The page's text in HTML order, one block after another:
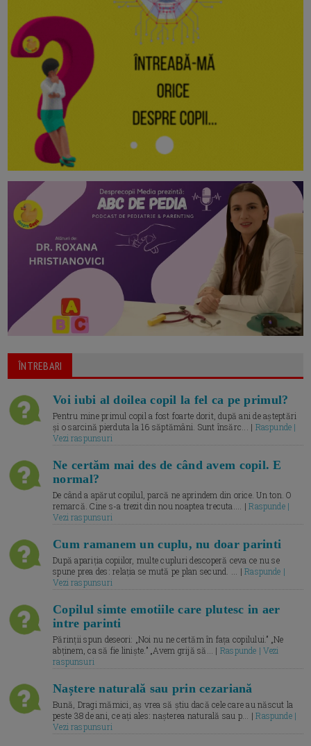
ÎNTREBARI
Voi iubi al doilea copil la fel ca pe primul?
Pentru mine primul copil a fost foarte dorit, după ani de așteptări
și o sarcină pierduta la 16 săptămâni. Sunt însărc... | Raspunde |
Vezi raspunsuri
Ne certăm mai des de când avem copil. E
normal?
De când a apărut copilul, parcă ne aprindem din orice. Un ton. O
remarcă. Cine s-a trezit din nou noaptea trecuta.... |Raspunde |
Vezi raspunsuri
Cum ramanem un cuplu, nu doar parinti
După apariția copiilor, multe cupluri descoperă ceva ce nu se
spune prea des: relația se mută pe plan secund. ... |Raspunde |
Vezi raspunsuri
Copilul simte emotiile care plutesc in aer
intre parinti
Părinții spun deseori: „Noi nu ne certăm în fața copilului.” „Ne
abținem, ca să fie liniște.” „Avem grijă să... | Raspunde | Vezi
raspunsuri
Naștere naturală sau prin cezariană
Bună, Dragi mămici, aș vrea să știu dacă cele care au născut la
peste 38 de ani, ce ați ales: nașterea naturală sau p... |Raspunde |
Vezi raspunsuri